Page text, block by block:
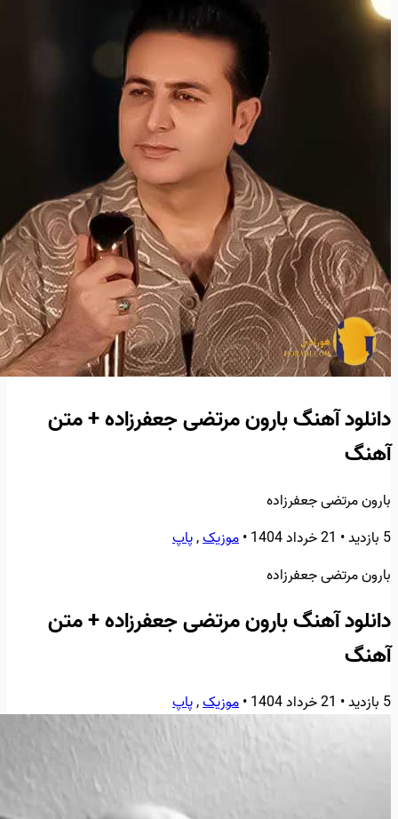
دانلود آهنگ بارون مرتضی جعفرزاده + متن
آهنگ
بارون مرتضی جعفرزاده
5 بازدید
• 21 خرداد 1404 •موزیک,پاپ
بارون مرتضی جعفرزاده
دانلود آهنگ بارون مرتضی جعفرزاده + متن
آهنگ
5 بازدید • 21 خرداد 1404 •موزیک,پاپ